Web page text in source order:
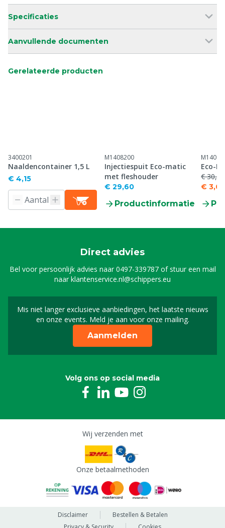
Specificaties
Aanvullende documenten
Gerelateerde producten
3400201
Naaldencontainer 1,5 L
€ 4,15
M1408200
Injectiespuit Eco-matic
met fleshouder
€ 29,60
Productinformatie
Eco-
€ 30,30
€ 3,03
Direct advies
Bel voor persoonlijk advies naar0497-339787of stuur een mail
naarklantenservice.nl@schippers.eu
Mis niet langer exclusieve aanbiedingen, het laatste nieuws
en onze events. Meld je aan voor onze mailing.
Schrijf je in voor onze
Aanmelden
Volg ons op social media
Wij verzenden met
Onze betaalmethoden
Disclaimer
Bestellen & Betalen